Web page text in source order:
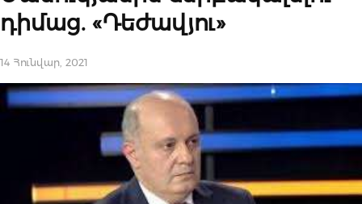
դիմաց. «Դեժավյու»
14 Հունվար, 2021